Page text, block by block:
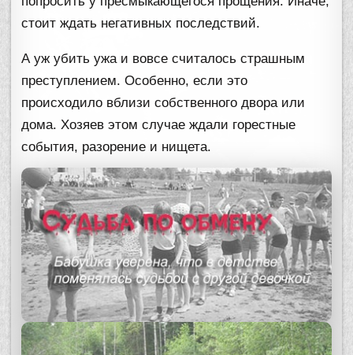
стоит ждать негативных последствий.
А уж убить ужа и вовсе считалось страшным
преступлением. Особенно, если это
происходило вблизи собственного двора или
дома. Хозяев этом случае ждали горестные
события, разорение и нищета.